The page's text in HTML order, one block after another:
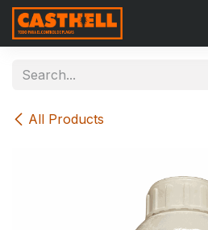
Skip to Content
All Products